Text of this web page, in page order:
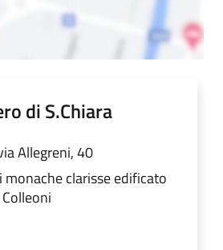
di S.Chiara
Allegreni, 40
monache clarisse edificato